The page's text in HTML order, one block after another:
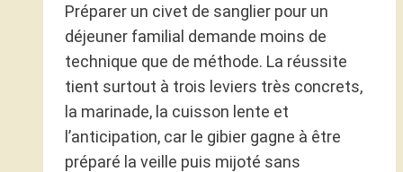
Préparer un civet de sanglier pour un
déjeuner familial demande moins de
technique que de méthode. La réussite
tient surtout à trois leviers très concrets,
la marinade, la cuisson lente et
l’anticipation, car le gibier gagne à être
préparé la veille puis mijoté sans